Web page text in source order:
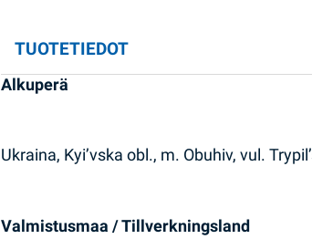
TUOTETIEDOT
Alkuperä
Ukraina, Kyi’vska obl., m. Obuhiv, vul.
Valmistusmaa / Tillverkningsland